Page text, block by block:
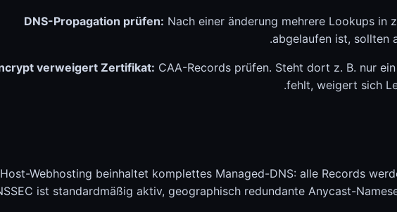
DNS-Propagation prüfen: Nach einer änderung mehrere Lookups in
abgelaufen ist, sollten
verweigert Zertifikat: CAA-Records prüfen. Steht dort z. B. nur
fehlt, weigert sich
Webhosting beinhaltet komplettes Managed-DNS: alle Records
ist standardmäßig aktiv, geographisch redundante Anycast-